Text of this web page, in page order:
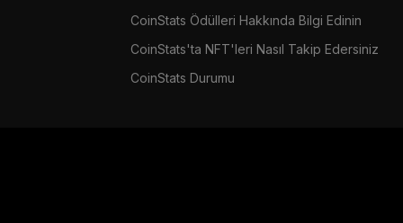
CoinStats Ödülleri Hakkında Bilgi Edinin
CoinStats'ta NFT'leri Nasıl Takip Edersiniz
CoinStats Durumu